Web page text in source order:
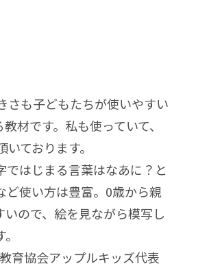
さも子どもたちが使いやすい
材です。私も使っていて、
ております。
ではじまる言葉はなあに？と
ど使い方は豊富。0歳から親
ので、絵を見ながら模写し
育協会アップルキッズ代表